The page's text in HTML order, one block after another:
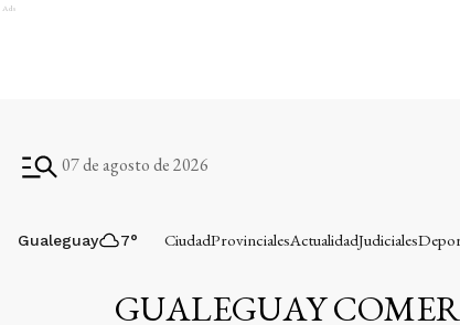
Ads
07 de agosto de 2026
Gualeguay 7° CiudadProvincialesActualidadJudiciales
GUALEGUAY